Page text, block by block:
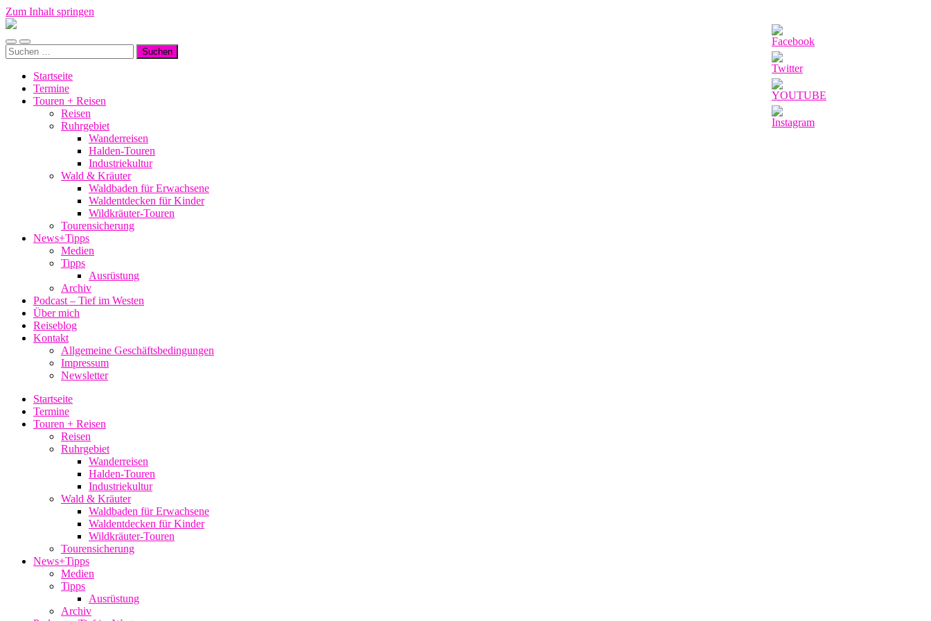
Zum Inhalt springen
Manu-
go
Mobile-
Menü
Suchfeld
ein-/ausblenden
Suchen
nach:
Startseite
Termine
Touren + Reisen
Reisen
Ruhrgebiet
Wanderreisen
Halden-Touren
Industriekultur
Wald & Kräuter
Waldbaden für Erwachsene
Waldentdecken für Kinder
Wildkräuter-Touren
Tourensicherung
News+Tipps
Medien
Tipps
Ausrüstung
Archiv
Podcast – Tief im Westen
Über mich
Reiseblog
Kontakt
Allgemeine Geschäftsbedingungen
Impressum
Newsletter
Startseite
Termine
Touren + Reisen
Reisen
Ruhrgebiet
Wanderreisen
Halden-Touren
Industriekultur
Wald & Kräuter
Waldbaden für Erwachsene
Waldentdecken für Kinder
Wildkräuter-Touren
Tourensicherung
News+Tipps
Medien
Tipps
Ausrüstung
Archiv